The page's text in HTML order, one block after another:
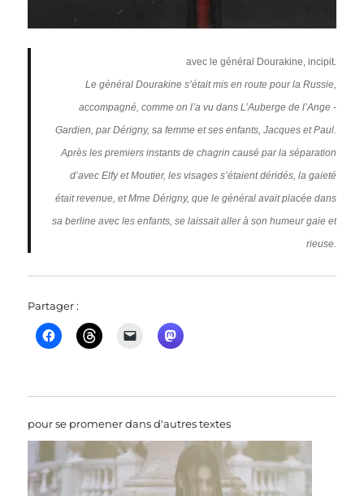
avec le général Dourakine, incipit.
Le général Dourakine s’était mis en route pour la Russie,
accompagné, comme on l’a vu dans L’Auberge de l’Ange ­
Gardien, par Dérigny, sa femme et ses enfants, Jacques et Paul.
Après les premiers instants de chagrin causé par la séparation
d’avec Elfy et Moutier, les visages s’étaient déridés, la gaieté
était revenue, et Mme Dérigny, que le général avait placée dans
sa berline avec les enfants, se laissait aller à son humeur gaie et
rieuse.
Partager :
pour se promener dans d'autres textes